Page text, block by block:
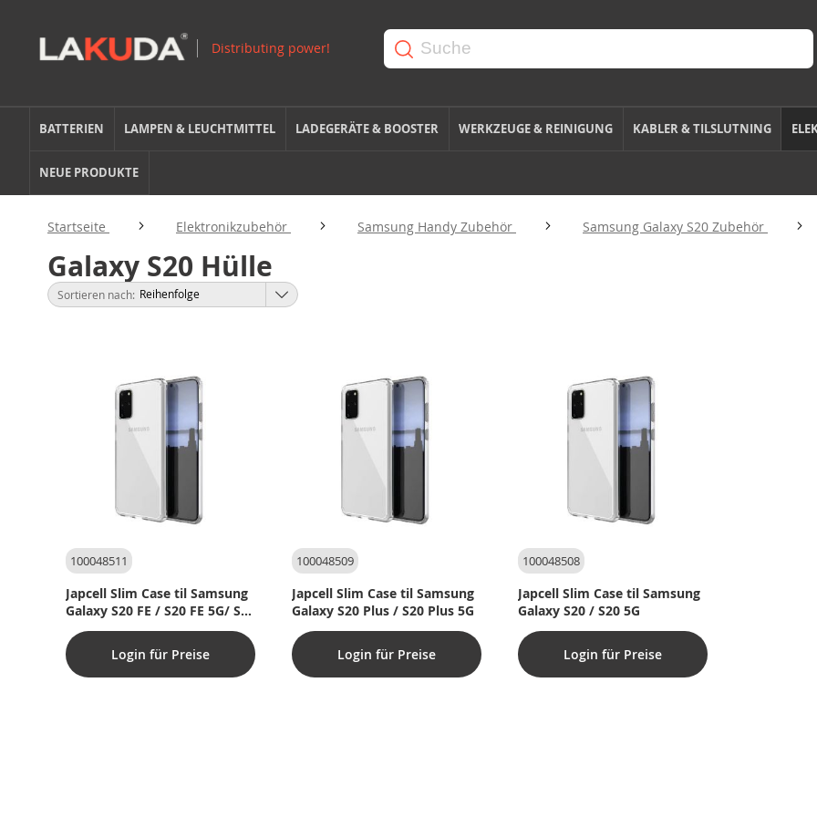
BATTERIEN LAMPEN & LEUCHTMITTEL LADEGERÄTE & BOOSTER WERKZEUGE & REINIGUNG KABLER & TILSLUTNING
NEUE PRODUKTE
Startseite Elektronikzubehör Samsung Handy Zubehör Samsung Galaxy S20 Zubehör
Galaxy S20 Hülle
Sortieren nach
100048511
Japcell Slim Case til Samsung
Galaxy S20 FE / S20 FE 5G/ S20
Lite
Login für Preise
100048509
Japcell Slim Case til Samsung
Galaxy S20 Plus / S20 Plus 5G
Login für Preise
100048508
Japcell Slim Case til Samsung
Galaxy S20 / S20 5G
Login für Preise